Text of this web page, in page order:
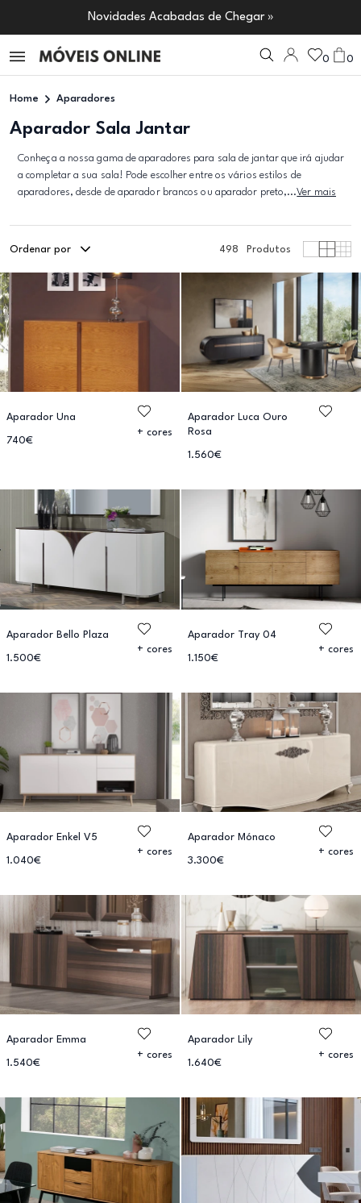
Novidades Acabadas de Chegar »
0 0
Home Aparadores
Aparador Sala Jantar
Conheça a nossa gama de aparadores para sala de jantar que irá ajudar
a completar a sua sala! Pode escolher entre os vários estilos de
aparadores, desde de aparador brancos ou aparador preto,...Ver mais
Ordenar por 498 Produtos
Aparador Una
740€
+ cores
Aparador Luca Ouro
Rosa
1.560€
Aparador Bello Plaza
1.500€
+ cores
Aparador Tray 04
1.150€
+ cores
Aparador Enkel V5
1.040€
+ cores
Aparador Mónaco
3.300€
+ cores
Aparador Emma
1.540€
+ cores
Aparador Lily
1.640€
+ cores